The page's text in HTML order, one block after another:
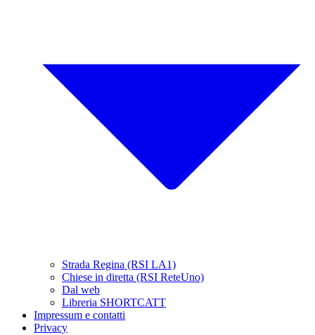
Strada Regina (RSI LA1)
Chiese in diretta (RSI ReteUno)
Dal web
Libreria SHORTCATT
Impressum e contatti
Privacy